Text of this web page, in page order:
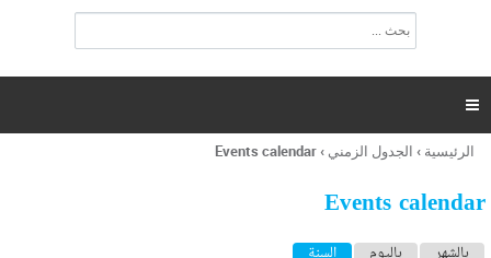
ت
ر
ل
ح
ب

أنت
هنا
الرئيسية › الجدول الزمني ›
Events calendar
Events calendar